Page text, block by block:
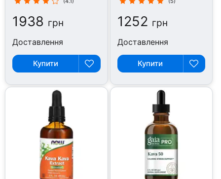
1938 грн
Доставлення
Купити
1252 грн
Доставлення
Купити